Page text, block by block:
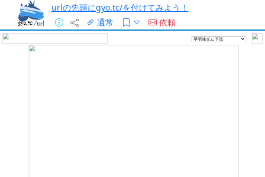
urlの先頭にgyo.tc/を付けてみよう！
通常
依頼